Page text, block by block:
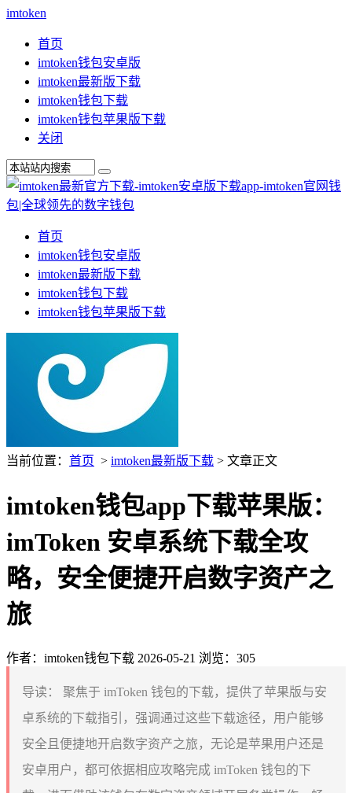
imtoken
首页
imtoken钱包安卓版
imtoken最新版下载
imtoken钱包下载
imtoken钱包苹果版下载
关闭
首页
imtoken钱包安卓版
imtoken最新版下载
imtoken钱包下载
imtoken钱包苹果版下载
当前位置： 首页 > imtoken最新版下载 > 文章正文
imtoken钱包app下载苹果版：
imToken 安卓系统下载全攻
略，安全便捷开启数字资产之
旅
作者：imtoken钱包下载 2026-05-21 浏览：305
导读：
聚焦于 imToken 钱包的下载，提供了苹果版与安
卓系统的下载指引，强调通过这些下载途径，用户能够
安全且便捷地开启数字资产之旅，无论是苹果用户还是
安卓用户，都可依据相应攻略完成 imToken 钱包的下